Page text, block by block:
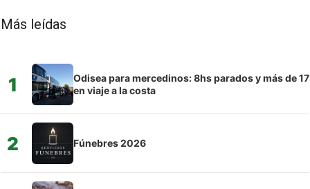
Más leídas
1
Odisea para mercedinos: 8hs parados y más de 17
en viaje a la costa
2 Fúnebres 2026